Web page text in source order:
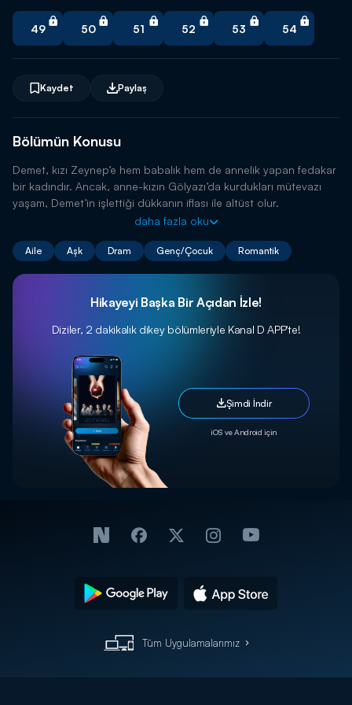
Bölümün Konusu
Demet, kızı Zeynep’e hem babalık hem de annelik yapan fedakar
bir kadındır. Ancak, anne-kızın Gölyazı’da kurdukları mütevazı
yaşam, Demet’in işlettiği dükkanın iflası ile altüst olur.
daha fazla oku
Aile Aşk Dram Genç/Çocuk Romantik
Kaydet Paylaş
49 50 51 52 53 54
Hikayeyi Başka Bir Açıdan İzle!
Diziler, 2 dakikalık dikey bölümleriyle Kanal D APP'te!
Şimdi İndir
iOS ve Android için
Tüm Uygulamalarımız